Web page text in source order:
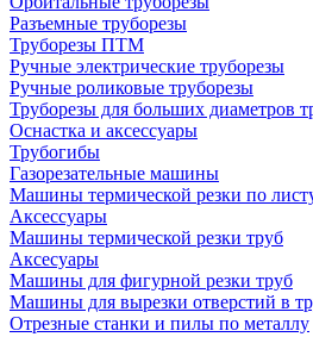
Разъемные труборезы
Труборезы ПТМ
Ручные электрические труборезы
Ручные роликовые труборезы
Труборезы для больших диаметров
Оснастка и аксессуары
Трубогибы
Газорезательные машины
Машины термической резки по
Аксессуары
Машины термической резки труб
Аксесуары
Машины для фигурной резки труб
Машины для вырезки отверстий в
Отрезные станки и пилы по металлу